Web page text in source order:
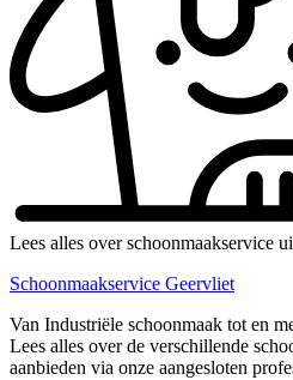
Lees alles over schoonmaakservice
Schoonmaakservice Geervliet
Van Industriële schoonmaak tot en
Lees alles over de verschillende
aanbieden via onze aangesloten